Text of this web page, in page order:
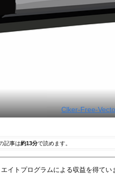
Clker-Free-
記事は約13分で読めます。
イトプログラムによる収益を得てい